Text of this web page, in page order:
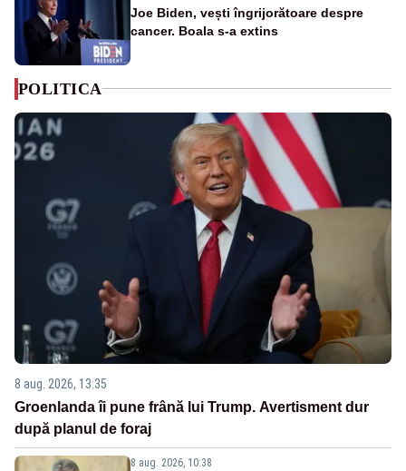
Joe Biden, vești îngrijorătoare despre
cancer. Boala s-a extins
POLITICA
8 aug. 2026, 13:35
Groenlanda îi pune frână lui Trump. Avertisment dur
după planul de foraj
8 aug. 2026, 10:38